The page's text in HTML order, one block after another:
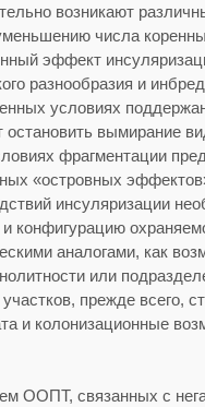
возникают
числа
эффект
разнообразия и
условиях
вымирание
фрагментации
«островных
инсуляризации
аналогами, как
или
прежде всего,
и колонизационные
ООПТ, связанных с